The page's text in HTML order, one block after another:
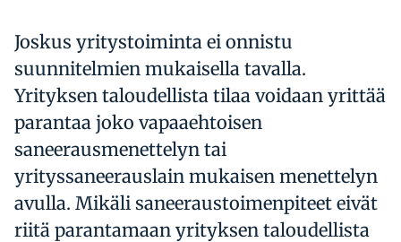
Joskus yritystoiminta ei onnistu
suunnitelmien mukaisella tavalla.
Yrityksen taloudellista tilaa voidaan yrittää
parantaa joko vapaaehtoisen
saneerausmenettelyn tai
yrityssaneerauslain mukaisen menettelyn
avulla. Mikäli saneeraustoimenpiteet eivät
riitä parantamaan yrityksen taloudellista